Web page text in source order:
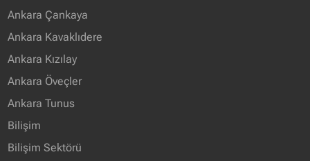
Ankara Çankaya
Ankara Kavaklıdere
Ankara Kızılay
Ankara Öveçler
Ankara Tunus
Bilişim
Bilişim Sektörü